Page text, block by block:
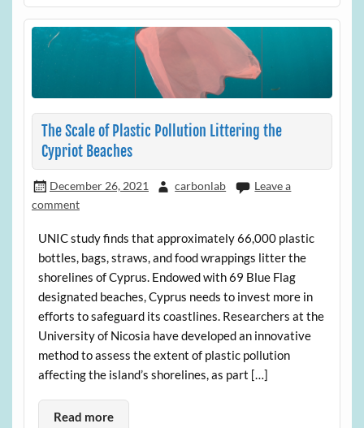
The Scale of Plastic Pollution Littering the
Cypriot Beaches
December 26, 2021 carbonlab
Leave a
comment
UNIC study finds that approximately 66,000 plastic
bottles, bags, straws, and food wrappings litter the
shorelines of Cyprus. Endowed with 69 Blue Flag
designated beaches, Cyprus needs to invest more in
efforts to safeguard its coastlines. Researchers at the
University of Nicosia have developed an innovative
method to assess the extent of plastic pollution
affecting the island’s shorelines, as part […]
Read more